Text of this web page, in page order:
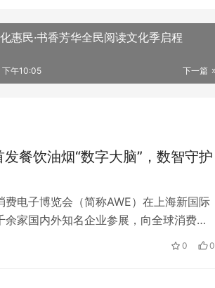
惠民·书香芳华全民阅读文化季启程
下一篇
午10:05
餐饮油烟“数字大脑”，数智守护
电子博览会（简称AWE）在上海新国际
家国内外知名企业参展，向全球消费者
作为国内厨电领导品牌，老板电器携颠覆
0 0